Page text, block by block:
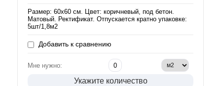
Размер: 60х60 см. Цвет: коричневый, под бетон.
Матовый. Ректификат. Отпускается кратно упаковке:
5шт/1,8м2
Добавить к сравнению
Мне нужно:
Укажите количество